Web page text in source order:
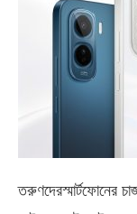
তরুণদেরস্মার্টফোনের